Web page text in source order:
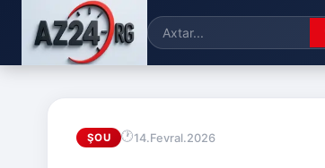
ŞOU 14.Fevral.2026